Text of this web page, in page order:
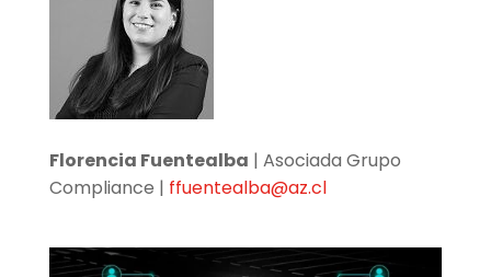
Florencia Fuentealba | Asociada Grupo
Compliance | ffuentealba@az.cl